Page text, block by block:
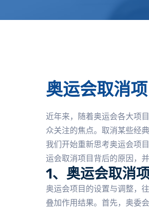
奥运会取消
近年来，随着奥运会各大项
众关注的焦点。取消某些经
我们开始重新思考奥运会项
运会取消项目背后的原因，
1、奥运会取消
奥运会项目的设置与调整，
叠加作用结果。首先，奥委